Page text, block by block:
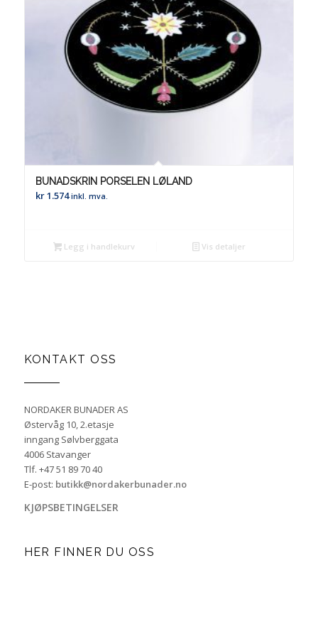
BUNADSKRIN PORSELEN LØLAND
kr1.574 inkl. mva.
Legg i handlekurv Vis detaljer
KONTAKT OSS
NORDAKER BUNADER AS
Østervåg 10, 2.etasje
inngang Sølvberggata
4006 Stavanger
Tlf. +47 51 89 70 40
E-post: butikk@nordakerbunader.no
KJØPSBETINGELSER
HER FINNER DU OSS